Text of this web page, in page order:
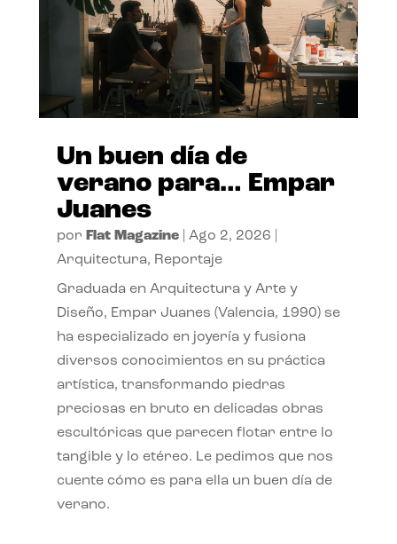
Un buen día de
verano para… Empar
Juanes
por Flat Magazine| Ago 2, 2026
Arquitectura, Reportaje
Graduada en Arquitectura y Arte y
Diseño, Empar Juanes (Valencia, 1990) se
ha especializado en joyería y fusiona
diversos conocimientos en su práctica
artística, transformando piedras
preciosas en bruto en delicadas obras
escultóricas que parecen flotar entre lo
tangible y lo etéreo. Le pedimos que nos
cuente cómo es para ella un buen día de
verano.